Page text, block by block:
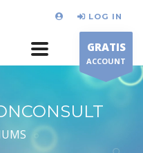
LOG IN
GRATIS
ACCOUNT